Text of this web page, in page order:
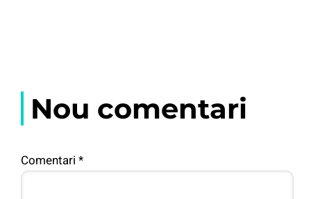
Nou comentari
Comentari *